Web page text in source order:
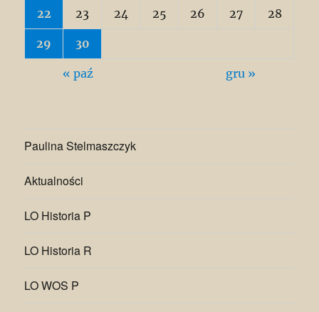
22 23 24 25 26 27 28
29 30
« paź gru »
Paulina Stelmaszczyk
Aktualności
LO Historia P
LO Historia R
LO WOS P